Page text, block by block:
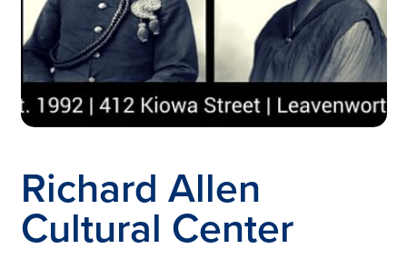
Richard Allen
Cultural Center